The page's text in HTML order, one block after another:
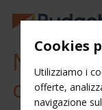
di
Cookies
Utilizziamo i
offerte,
navigazione